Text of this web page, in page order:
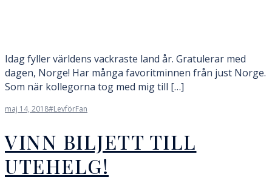
Idag fyller världens vackraste land år. Gratulerar med
dagen, Norge! Har många favoritminnen från just Norge.
Som när kollegorna tog med mig till […]
maj 14, 2018#LevförFan
VINN BILJETT TILL
UTEHELG!